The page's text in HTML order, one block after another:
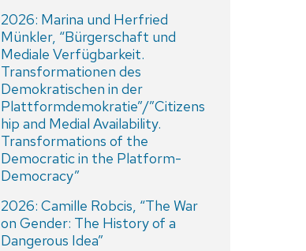
2026: Marina und Herfried
Münkler, “Bürgerschaft und
Mediale Verfügbarkeit.
Transformationen des
Demokratischen in der
Plattformdemokratie”/”Citizens
hip and Medial Availability.
Transformations of the
Democratic in the Platform-
Democracy”
2026: Camille Robcis, “The War
on Gender: The History of a
Dangerous Idea”